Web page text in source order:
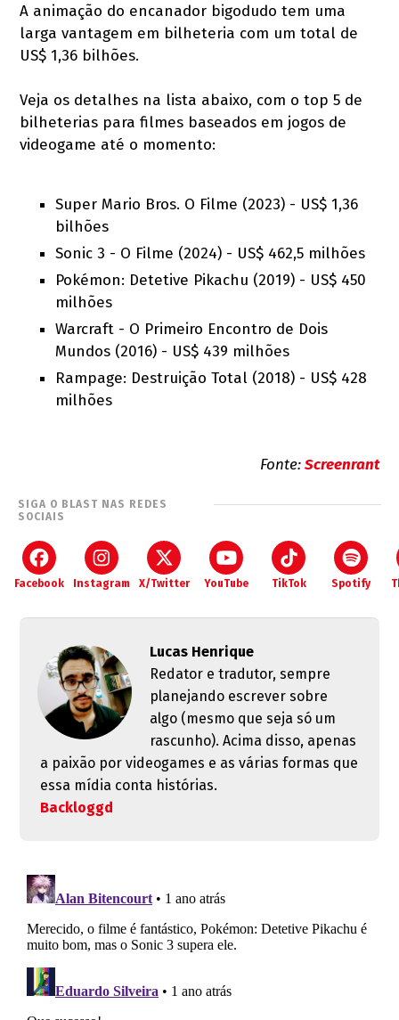
A animação do encanador bigodudo tem uma
larga vantagem em bilheteria com um total de
US$ 1,36 bilhões.
Veja os detalhes na lista abaixo, com o top 5 de
bilheterias para filmes baseados em jogos de
videogame até o momento:
Super Mario Bros. O Filme (2023) - US$ 1,36
bilhões
Sonic 3 - O Filme (2024) - US$ 462,5 milhões
Pokémon: Detetive Pikachu (2019) - US$ 450
milhões
Warcraft - O Primeiro Encontro de Dois
Mundos (2016) - US$ 439 milhões
Rampage: Destruição Total (2018) - US$ 428
milhões
Fonte:Screenrant
SIGA O BLAST NAS REDES
SOCIAIS
Facebook Instagram X/Twitter YouTube TikTok Spotify
Lucas Henrique
Redator e tradutor, sempre
planejando escrever sobre
algo (mesmo que seja só um
rascunho). Acima disso, apenas
a paixão por videogames e as várias formas que
essa mídia conta histórias.
Backloggd